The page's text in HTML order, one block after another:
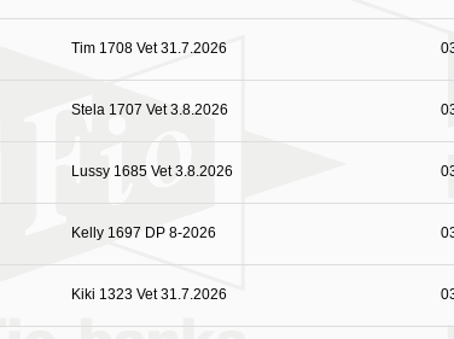
Tim 1708 Vet 31.7.2026
Stela 1707 Vet 3.8.2026
Lussy 1685 Vet 3.8.2026
Kelly 1697 DP 8-2026
Kiki 1323 Vet 31.7.2026